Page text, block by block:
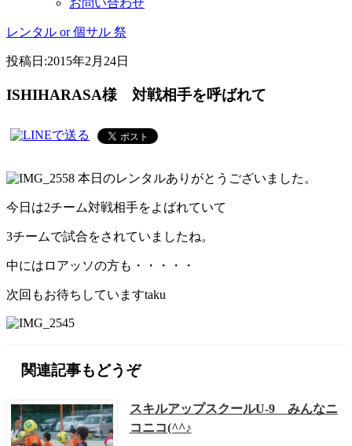
お問い合わせ
レンタル or 個サル 祭
投稿日:2015年2月24日
ISHIHARASA様 対戦相手を呼ばれて
本日のレンタルありがとうございました。
今日は2チーム対戦相手をよばれていて
3チームで試合をされていましたね。
中にはロアッソの方も・・・・・
次回もお待ちしていますtaku
関連記事もどうぞ
スキルアップスクールU-9 みんなニ
コニコ(^^♪